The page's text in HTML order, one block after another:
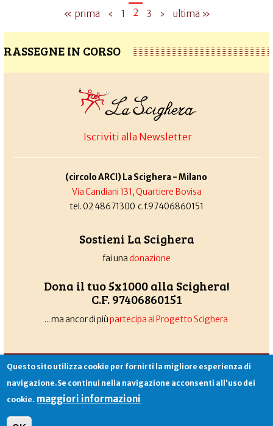
« prima ‹ 1 2 3 › ultima »
RASSEGNE IN CORSO
Iscriviti alla Newsletter
(circolo ARCI) La Scighera - Milano
Via Candiani 131, Quartiere Bovisa
tel. 02 48671300 c.f.97406860151
Sostieni La Scighera
fai unadonazione
Dona il tuo 5x1000 alla Scighera!
C.F. 97406860151
... ma ancor di piùpartecipa al Progetto Scighera
Associazione La Scighera copyleft|cookies|privacy|login
Sito creato daAlekos.net
Questo sito utilizza cookie per fornirti la migliore esperienza di
navigazione.Se continui nella navigazione acconsenti all'uso dei
cookie. maggiori informazioni